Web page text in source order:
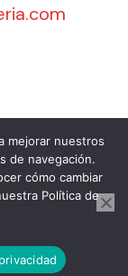
365
mejorar nuestros
de navegación.
cómo cambiar
Política de